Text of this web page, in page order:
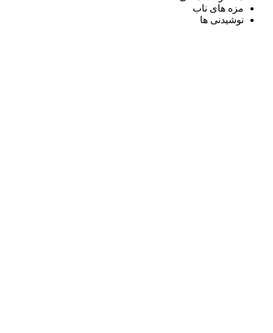
مزه های ناب
نوشیدنی ها